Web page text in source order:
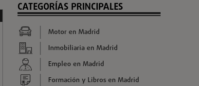
CATEGORÍAS PRINCIPALES
Motor en Madrid
Inmobiliaria en Madrid
Empleo en Madrid
Formación y Libros en Madrid